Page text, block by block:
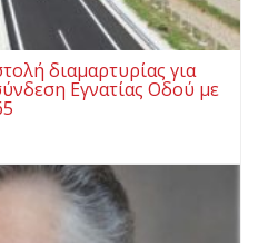
διαμαρτυρίας για
Εγνατίας Οδού με